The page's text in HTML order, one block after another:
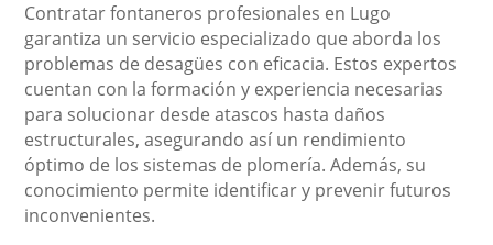
Contratar fontaneros profesionales en Lugo
garantiza un servicio especializado que aborda los
problemas de desagües con eficacia. Estos expertos
cuentan con la formación y experiencia necesarias
para solucionar desde atascos hasta daños
estructurales, asegurando así un rendimiento
óptimo de los sistemas de plomería. Además, su
conocimiento permite identificar y prevenir futuros
inconvenientes.